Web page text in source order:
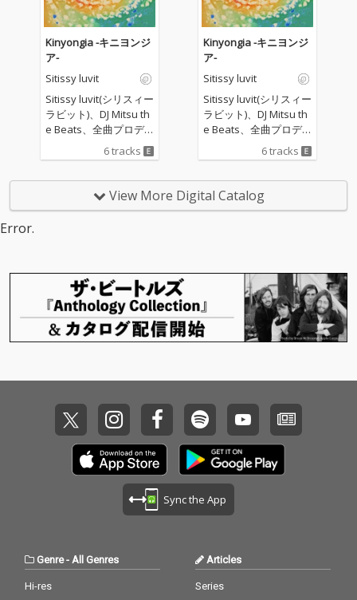
Kinyongia -キニヨンジ
ア-
Sitissy luvit
Sitissy luvit(シリスィー
ラビット)、DJ Mitsu th
e Beats、全曲プロデ
ュースによるEPをリリ
ース 即興で養われた、
対応する音楽感性で、
独特の才能を放ち2025
DJ Mitsu the Beatsが全
曲トラックプロデュー
スを行ったEP「Kinyon
gia -キニヨンジア-」が
完成。 様々なビートに
ニマルテクノの要素も
含む、独自のスタイル
をヒップホップに変化
させる DJ Mitsu the Be
atsのビートの上で、新
しい色やスタイルに変
化するSitissy luvitのラ
ップが色彩カラフルな
イ、MEGA-G、陽-HINA
TA-それぞれの色が混ざ
り合って、新しい時代
6 tracks
Kinyongia -キニヨンジ
ア-
Sitissy luvit
Sitissy luvit(シリスィー
ラビット)、DJ Mitsu th
e Beats、全曲プロデ
ュースによるEPをリリ
ース 即興で養われた、
対応する音楽感性で、
独特の才能を放ち2025
DJ Mitsu the Beatsが全
曲トラックプロデュー
スを行ったEP「Kinyon
gia -キニヨンジア-」が
完成。 様々なビートに
ニマルテクノの要素も
含む、独自のスタイル
をヒップホップに変化
させる DJ Mitsu the Be
atsのビートの上で、新
しい色やスタイルに変
ップが色彩カラフルな
イ、MEGA-G、陽-HINA
TA-それぞれの色が混ざ
り合って、新しい時代
6 tracks
View More Digital Catalog
Error.
Sync the App
Genre- All Genres
Hi-res
Articles
Series